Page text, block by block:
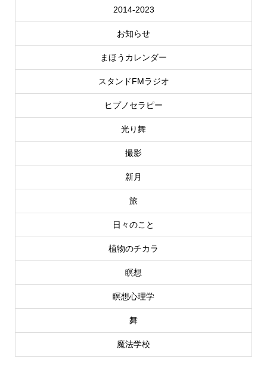
2014-2023
お知らせ
まほうカレンダー
スタンドFMラジオ
ヒプノセラピー
光り舞
撮影
新月
旅
日々のこと
植物のチカラ
瞑想
瞑想心理学
舞
魔法学校